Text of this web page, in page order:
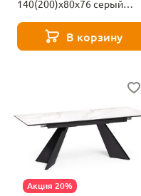
140(200)х80х76 серый
В корзину
Акция 20%